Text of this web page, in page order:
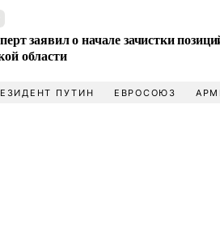
заявил о начале зачистки
области
ПУТИН ЕВРОСОЮЗ